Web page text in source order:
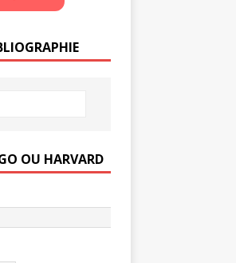
OU HARVARD